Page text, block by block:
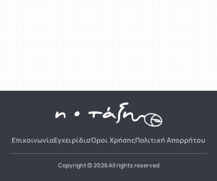
ΕπικοινωνίαΕγχειρίδιαΌροι ΧρήσηςΠολιτική Απορρήτου
Copyright © 2026 All rights reserved